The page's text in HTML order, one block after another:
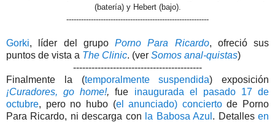
(batería) y Hebert (bajo).
----------------------------------------------------------
Gorki, líder del grupo Porno Para Ricardo, ofreció sus
puntos de vista a The Clinic. (ver Somos anal-quistas)
------------------------------------------
Finalmente la (temporalmente suspendida) exposición
¡Curadores, go home!,fue inaugurada el pasado 17 de
octubre, pero no hubo (el anunciado) conciertode Porno
Para Ricardo, ni descarga con la Babosa Azul . Detallesen